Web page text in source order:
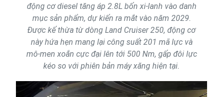
động cơ diesel tăng áp 2.8L bốn xi-lanh vào danh
mục sản phẩm, dự kiến ra mắt vào năm 2029.
Được kế thừa từ dòng Land Cruiser 250, động cơ
này hứa hẹn mang lại công suất 201 mã lực và
mô-men xoắn cực đại lên tới 500 Nm, gấp đôi lực
kéo so với phiên bản máy xăng hiện tại.